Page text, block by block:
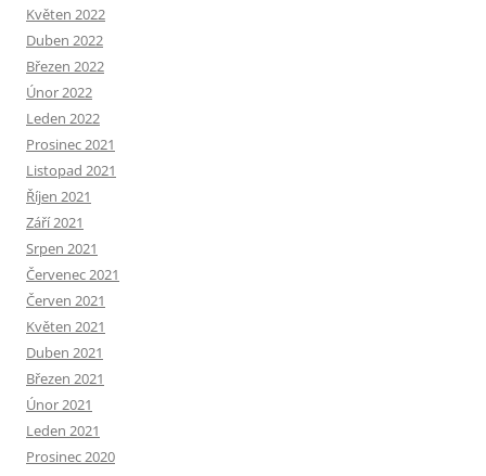
Květen 2022
Duben 2022
Březen 2022
Únor 2022
Leden 2022
Prosinec 2021
Listopad 2021
Říjen 2021
Září 2021
Srpen 2021
Červenec 2021
Červen 2021
Květen 2021
Duben 2021
Březen 2021
Únor 2021
Leden 2021
Prosinec 2020